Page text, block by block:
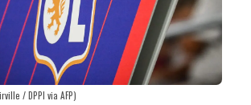
/ DPPI via AFP)